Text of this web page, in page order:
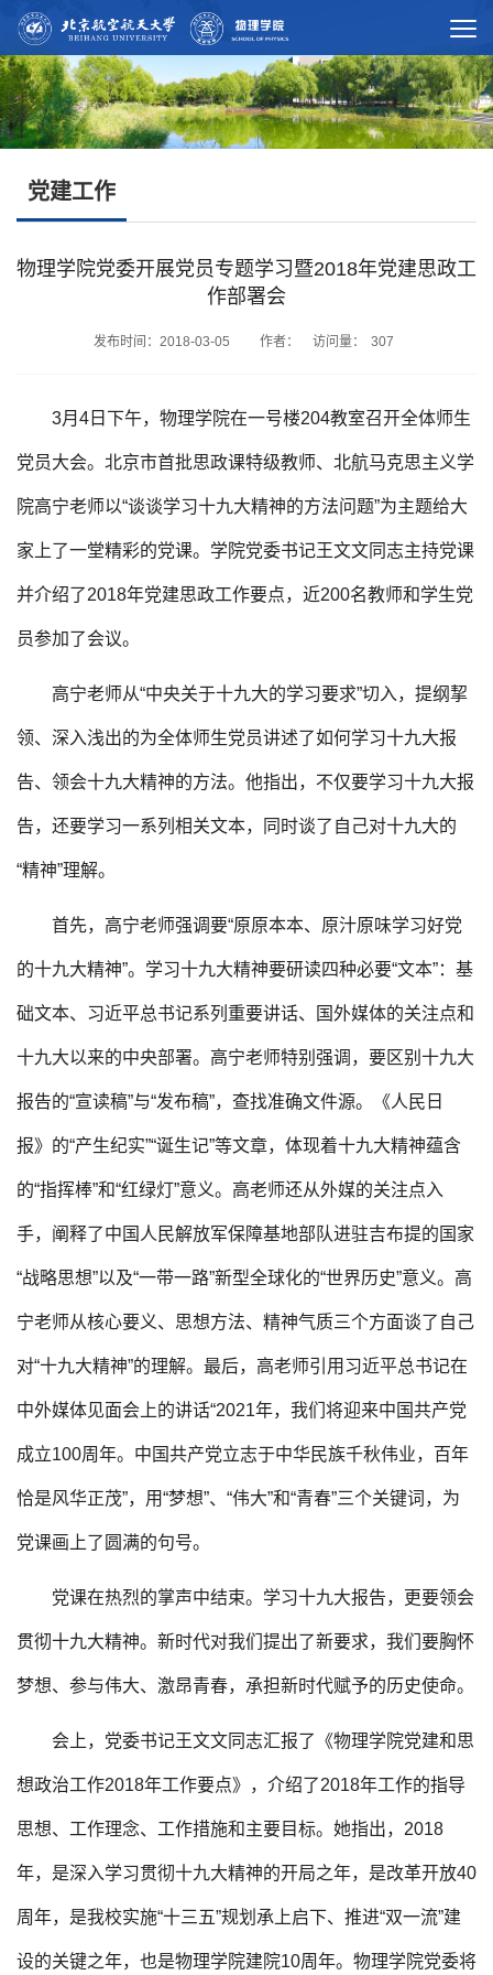
党建工作
物理学院党委开展党员专题学习暨2018年党建思政工
作部署会
发布时间：2018-03-05 作者： 访问量： 307
3月4日下午，物理学院在一号楼204教室召开全体师生
党员大会。北京市首批思政课特级教师、北航马克思主义学
院高宁老师以“谈谈学习十九大精神的方法问题”为主题给大
家上了一堂精彩的党课。学院党委书记王文文同志主持党课
并介绍了2018年党建思政工作要点，近200名教师和学生党
员参加了会议。
高宁老师从“中央关于十九大的学习要求”切入，提纲挈
领、深入浅出的为全体师生党员讲述了如何学习十九大报
告、领会十九大精神的方法。他指出，不仅要学习十九大报
告，还要学习一系列相关文本，同时谈了自己对十九大的
“精神”理解。
首先，高宁老师强调要“原原本本、原汁原味学习好党
的十九大精神”。学习十九大精神要研读四种必要“文本”：基
础文本、习近平总书记系列重要讲话、国外媒体的关注点和
十九大以来的中央部署。高宁老师特别强调，要区别十九大
报告的“宣读稿”与“发布稿”，查找准确文件源。《人民日
报》的“产生纪实”“诞生记”等文章，体现着十九大精神蕴含
的“指挥棒”和“红绿灯”意义。高老师还从外媒的关注点入
手，阐释了中国人民解放军保障基地部队进驻吉布提的国家
“战略思想”以及“一带一路”新型全球化的“世界历史”意义。高
宁老师从核心要义、思想方法、精神气质三个方面谈了自己
对“十九大精神”的理解。最后，高老师引用习近平总书记在
中外媒体见面会上的讲话“2021年，我们将迎来中国共产党
成立100周年。中国共产党立志于中华民族千秋伟业，百年
恰是风华正茂”，用“梦想”、“伟大”和“青春”三个关键词，为
党课画上了圆满的句号。
党课在热烈的掌声中结束。学习十九大报告，更要领会
贯彻十九大精神。新时代对我们提出了新要求，我们要胸怀
梦想、参与伟大、激昂青春，承担新时代赋予的历史使命。
会上，党委书记王文文同志汇报了《物理学院党建和思
想政治工作2018年工作要点》，介绍了2018年工作的指导
思想、工作理念、工作措施和主要目标。她指出，2018
年，是深入学习贯彻十九大精神的开局之年，是改革开放40
周年，是我校实施“十三五”规划承上启下、推进“双一流”建
设的关键之年，也是物理学院建院10周年。物理学院党委将